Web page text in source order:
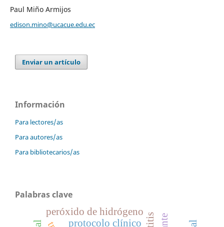
Paul Miño Armijos
edison.mino@ucacue.edu.ec
Enviar un artículo
Información
Para lectores/as
Para autores/as
Para bibliotecarios/as
Palabras clave
protocolo clínico
peróxido de hidrógeno